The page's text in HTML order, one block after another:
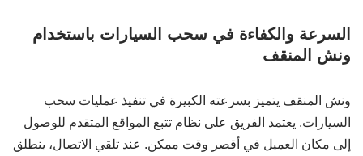
السرعة والكفاءة في سحب السيارات باستخدام
ونش المنقف
ونش المنقف يتميز بسرعته الكبيرة في تنفيذ عمليات سحب
السيارات. يعتمد الفريق على نظام تتبع المواقع المتقدم للوصول
إلى مكان العميل في أقصر وقت ممكن. عند تلقي الاتصال، ينطلق